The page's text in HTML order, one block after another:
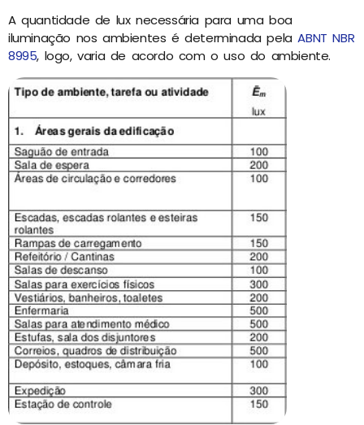
A quantidade de lux necessária para uma boa
iluminação nos ambientes é determinada pelaABNT NBR
8995, logo, varia de acordo com o uso do ambiente.